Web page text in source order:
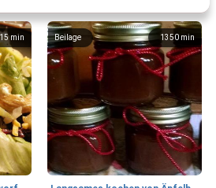
15min 1350 min
Beilage